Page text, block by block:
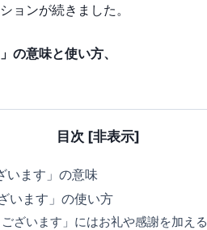
ョンが続きました。
の意味と使い方、
目次 [非表示]
います」の意味
います」の使い方
ざいます」にはお礼や感謝を加える